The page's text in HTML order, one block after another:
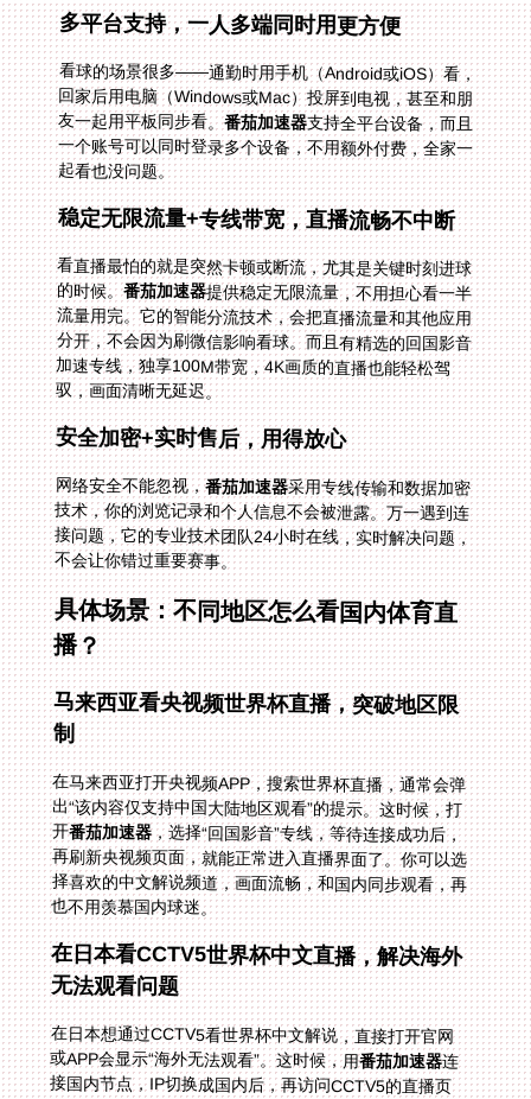
多平台支持，一人多端同时用更方便
看球的场景很多——通勤时用手机（Android或iOS）看，
回家后用电脑（Windows或Mac）投屏到电视，甚至和朋
友一起用平板同步看。番茄加速器支持全平台设备，而且
一个账号可以同时登录多个设备，不用额外付费，全家一
起看也没问题。
稳定无限流量+专线带宽，直播流畅不中断
看直播最怕的就是突然卡顿或断流，尤其是关键时刻进球
的时候。番茄加速器提供稳定无限流量，不用担心看一半
流量用完。它的智能分流技术，会把直播流量和其他应用
分开，不会因为刷微信影响看球。而且有精选的回国影音
加速专线，独享100M带宽，4K画质的直播也能轻松驾
驭，画面清晰无延迟。
安全加密+实时售后，用得放心
网络安全不能忽视，番茄加速器采用专线传输和数据加密
技术，你的浏览记录和个人信息不会被泄露。万一遇到连
接问题，它的专业技术团队24小时在线，实时解决问题，
不会让你错过重要赛事。
具体场景：不同地区怎么看国内体育直
播？
马来西亚看央视频世界杯直播，突破地区限
制
在马来西亚打开央视频APP，搜索世界杯直播，通常会弹
出“该内容仅支持中国大陆地区观看”的提示。这时候，打
开番茄加速器，选择“回国影音”专线，等待连接成功后，
再刷新央视频页面，就能正常进入直播界面了。你可以选
择喜欢的中文解说频道，画面流畅，和国内同步观看，再
也不用羡慕国内球迷。
在日本看CCTV5世界杯中文直播，解决海外
无法观看问题
在日本想通过CCTV5看世界杯中文解说，直接打开官网
或APP会显示“海外无法观看”。这时候，用番茄加速器连
接国内节点，IP切换成国内后，再访问CCTV5的直播页
面，就能听到熟悉的中文解说声。不管你在东京还是大